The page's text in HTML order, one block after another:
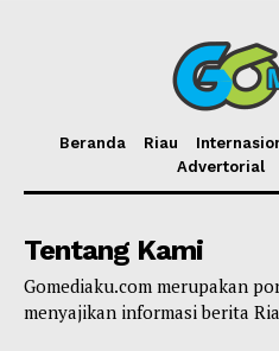
Beranda Riau
Advertorial
Tentang Kami
Gomediaku.com merupakan
menyajikan informasi berita